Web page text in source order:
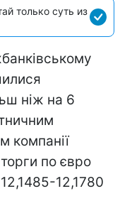
только суть из
ніж на 6
компанії
по євро
12,1780